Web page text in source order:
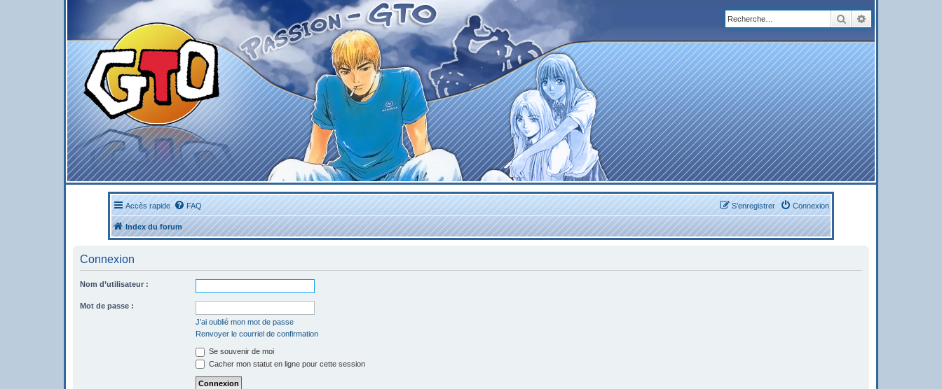
Rechercher
Accès rapide FAQ Connexion
S’enregistrer
Index du forum
Connexion
Nom d’utilisateur :
Mot de passe :
J’ai oublié mon mot de passe
Renvoyer le courriel de confirmation
Se souvenir de moi
Cacher mon statut en ligne pour cette session